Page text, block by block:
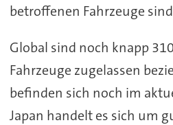
betroffenen Fahrzeuge
Global sind noch knapp
Fahrzeuge zugelassen
befinden sich noch im
Japan handelt es sich um